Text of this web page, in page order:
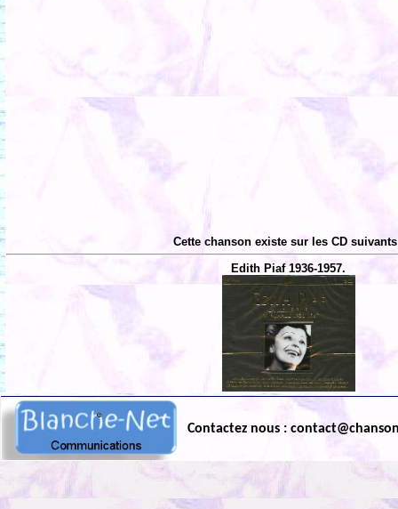
Cette chanson existe sur les CD
Edith Piaf 1936-1957.
Contactez nous :